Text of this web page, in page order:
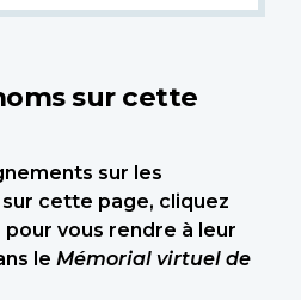
sur cette
sur les
cette page, cliquez
vous rendre à leur
le Mémorial virtuel de